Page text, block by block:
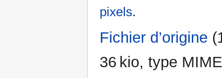
pixels.
Fichier d’origine
36 kio, type